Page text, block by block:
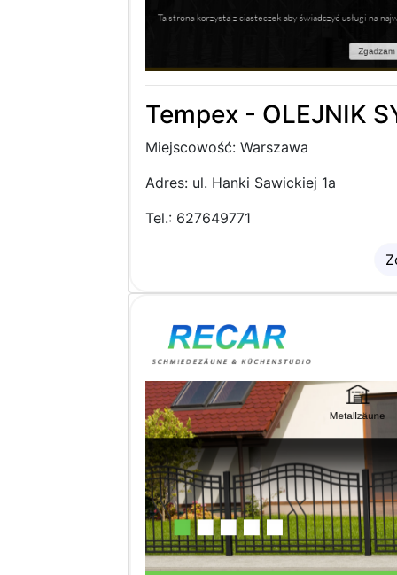
Tempex - OLEJNIK
Miejscowość: Warszawa
Adres: ul. Hanki Sawickiej 1a
Tel.: 627649771